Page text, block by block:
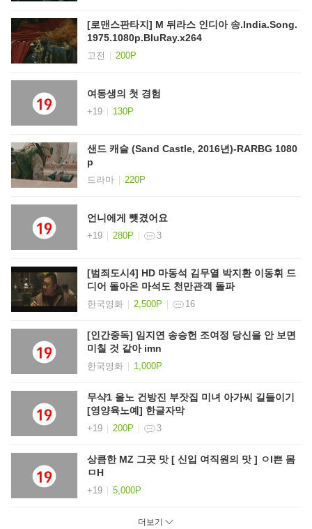
[로맨스판타지] M 뒤라스 인디아 송.India.Song.
1975.1080p.BluRay.x264
고전 200P
여동생의 첫 경험
+19 130P
샌드 캐슬 (Sand Castle, 2016년)-RARBG 1080
p
드라마 220P
언니에게 뺏겼어요
+19 280P 3
[범죄도시4] HD 마동석 김무열 박지환 이동휘 드
디어 돌아온 마석도 천만관객 돌파
한국영화 2,500P 16
[인간중독] 임지연 송승헌 조여정 당신을 안 보면
미칠 것 같아 imn
한국영화 1,000P
무샥1 올노 건방진 부잣집 미녀 아가씨 길들이기
[영양육노예] 한글자막
+19 200P 3
상큼한 MZ 그곳 맛 [ 신입 여직원의 맛 ] ㅇl쁜 몸
ㅁH
+19 5,000P
더보기